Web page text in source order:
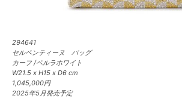
294641
セルペンティーヌ バッグ
カーフ /ペルラホワイト
W21.5 x H15 x D6 cm
1,045,000円
2025年5月発売予定